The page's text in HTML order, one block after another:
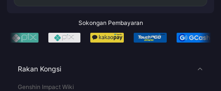
Sokongan Pembayaran
Rakan Kongsi
Genshin Impact Wiki